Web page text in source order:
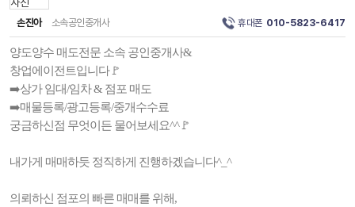
손진아 소속공인중개사 휴대폰 010-5823-6417
양도양수 매도전문 소속 공인중개사&
창업에이전트입니다🚩
➡️상가 임대/임차 & 점포 매도
➡️매물등록/광고등록/중개수수료
궁금하신점 무엇이든 물어보세요^^🚩
내가게 매매하듯 정직하게 진행하겠습니다^_^
의뢰하신 점포의 빠른 매매를 위해,